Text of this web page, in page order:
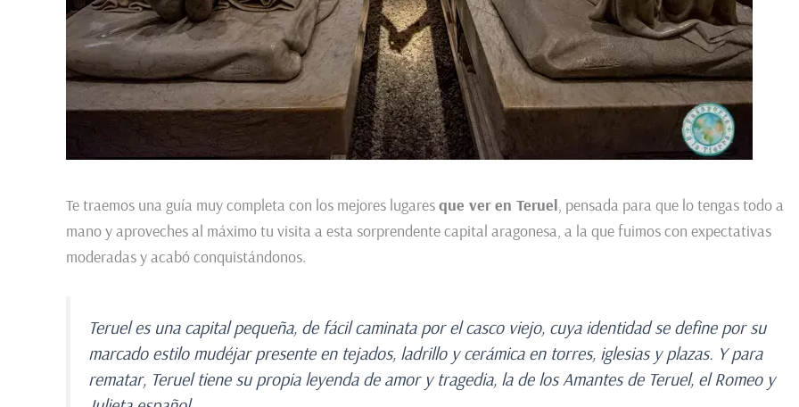
Te traemos una guía muy completa con los mejores lugaresque ver en Teruel, pensada para que lo tengas todo a
mano y aproveches al máximo tu visita a esta sorprendente capital aragonesa, a la que fuimos con expectativas
moderadas y acabó conquistándonos.
Teruel es una capital pequeña, de fácil caminata por el casco viejo, cuya identidad se define por su
marcado estilo mudéjar presente en tejados, ladrillo y cerámica en torres, iglesias y plazas. Y para
rematar, Teruel tiene su propia leyenda de amor y tragedia, la de los Amantes de Teruel, el Romeo y